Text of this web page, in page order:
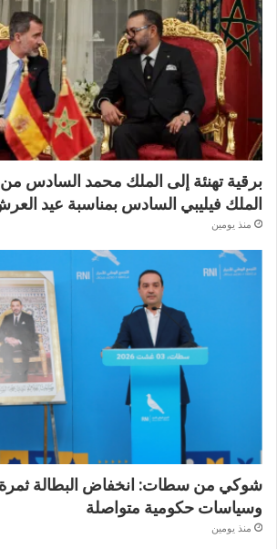
برقية تهنئة إلى الملك محمد السادس من
الملك فيليبي السادس بمناسبة عيد
منذ يومين
شوكي من سطات: انخفاض البطالة ثمرة
وسياسات حكومية متواصلة
منذ يومين